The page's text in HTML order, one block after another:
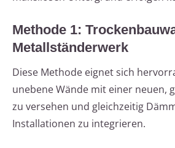
Methode 1:
Metallständerwerk
Diese Methode eignet sich
unebene Wände mit einer neuen,
zu versehen und gleichzeitig
Installationen zu integrieren.